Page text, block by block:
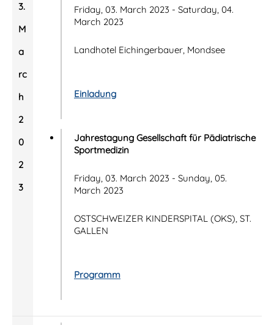
3.
M
a
rc
h
2
0
2
3
Friday, 03. March 2023 - Saturday, 04.
March 2023
Landhotel Eichingerbauer, Mondsee
Einladung
Jahrestagung Gesellschaft für Pädiatrische
Sportmedizin
Friday, 03. March 2023 - Sunday, 05.
March 2023
OSTSCHWEIZER KINDERSPITAL (OKS), ST.
GALLEN
Programm